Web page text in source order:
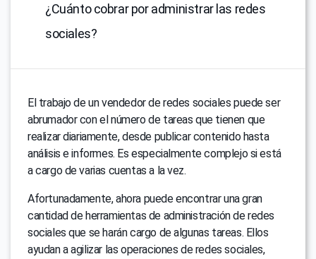
¿Cuánto cobrar por administrar las redes
sociales?
El trabajo de un vendedor de redes sociales puede ser
abrumador con el número de tareas que tienen que
realizar diariamente, desde publicar contenido hasta
análisis e informes. Es especialmente complejo si está
a cargo de varias cuentas a la vez.
Afortunadamente, ahora puede encontrar una gran
cantidad de herramientas de administración de redes
sociales que se harán cargo de algunas tareas. Ellos
ayudan a agilizar las operaciones de redes sociales,